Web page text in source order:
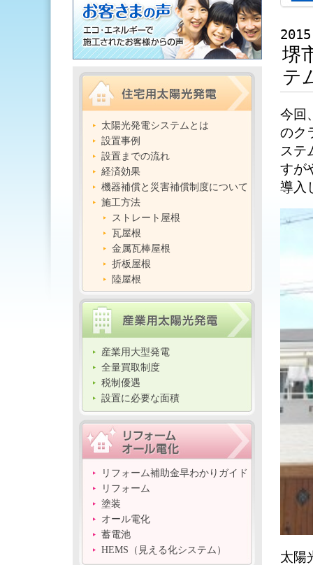
太陽光発電システムとは
設置事例
設置までの流れ
経済効果
機器補償と災害補償制度について
施工方法
ストレート屋根
瓦屋根
金属瓦棒屋根
折板屋根
陸屋根
産業用大型発電
全量買取制度
税制優遇
設置に必要な面積
リフォーム補助金早わかりガイド
リフォーム
塗装
オール電化
蓄電池
HEMS（見える化システム）
堺
テ
今回
のク
ステ
すが
導入
太陽